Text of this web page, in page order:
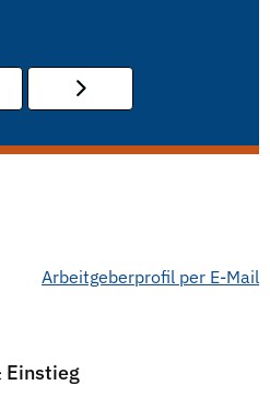
Arbeitgeberprofil per E-Mail
Einstieg